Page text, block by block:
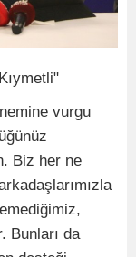
vurgu
Biz her ne
Bunları da